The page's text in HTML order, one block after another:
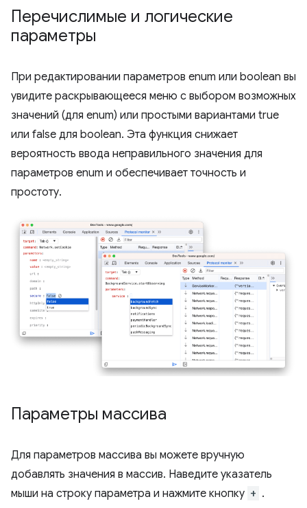
Перечислимые и логические
параметры
При редактировании параметров enum или boolean вы
увидите раскрывающееся меню с выбором возможных
значений (для enum) или простыми вариантами true
или false для boolean. Эта функция снижает
вероятность ввода неправильного значения для
параметров enum и обеспечивает точность и
простоту.
Параметры массива
Для параметров массива вы можете вручную
добавлять значения в массив. Наведите указатель
мыши на строку параметра и нажмите кнопку + .